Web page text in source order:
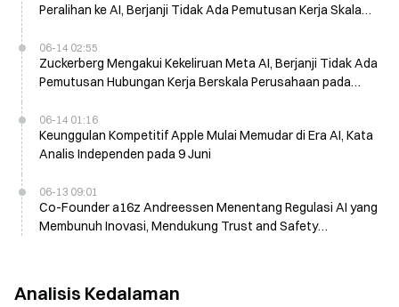
Peralihan ke AI, Berjanji Tidak Ada Pemutusan Kerja Skala
06-14 02:55
Zuckerberg Mengakui Kekeliruan Meta AI, Berjanji Tidak Ada
Pemutusan Hubungan Kerja Berskala Perusahaan pada
06-14 01:16
Keunggulan Kompetitif Apple Mulai Memudar di Era AI, Kata
Analis Independen pada 9 Juni
06-13 09:01
Co-Founder a16z Andreessen Menentang Regulasi AI yang
Membunuh Inovasi, Mendukung Trust and Safety
Analisis Kedalaman